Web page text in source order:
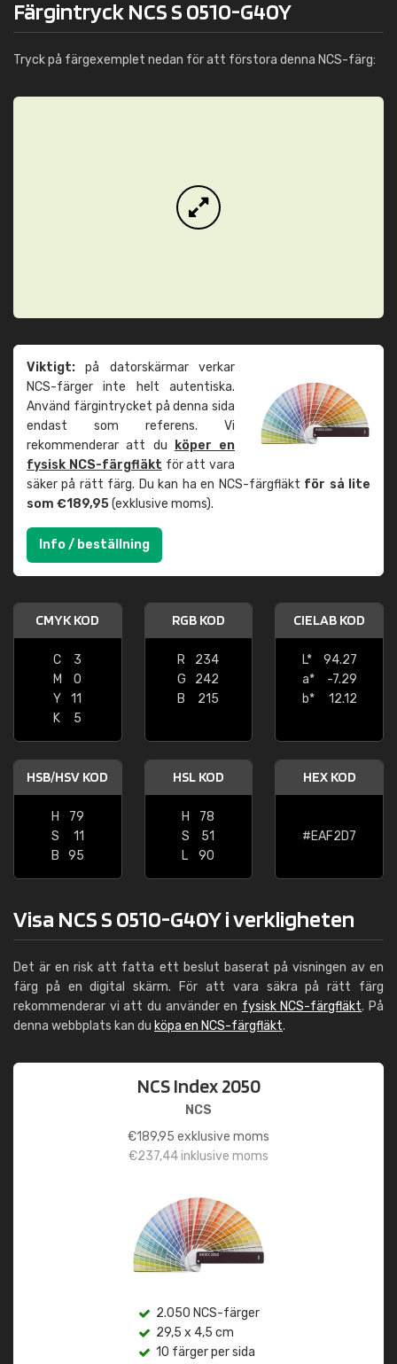
Färgintryck NCS S 0510-G40Y
Tryck på färgexemplet nedan för att förstora denna NCS-färg:
Viktigt: på datorskärmar verkar
NCS-färger inte helt autentiska.
Använd färgintrycket på denna sida
endast som referens. Vi
rekommenderar att du
köper en
fysisk NCS-färgfläkt för att vara
säker på rätt färg. Du kan ha en NCS-färgfläkt för så lite
som €189,95(exklusive moms).
Info / beställning
CMYK KOD
C
3
M
0
Y
11
K
5
RGB KOD
R
234
G
242
B
215
CIELAB KOD
L*
94.27
a*
-7.29
b*
12.12
HSB/HSV KOD
H
79
S
11
B
95
HSL KOD
H
78
S
51
L
90
HEX KOD
#EAF2D7
Visa NCS S 0510-G40Y i verkligheten
Det är en risk att fatta ett beslut baserat på visningen av en
färg på en digital skärm. För att vara säkra på rätt färg
rekommenderar vi att du använder en fysisk NCS-färgfläkt. På
denna webbplats kan du köpa en NCS-färgfläkt.
NCS Index 2050
NCS
€189,95 exklusive moms
€237,44inklusive moms
2.050 NCS-färger
29,5 x 4,5 cm
10 färger per sida